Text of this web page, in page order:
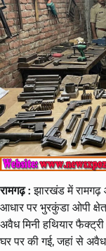
रामगढ़ :झारखंड में रामगढ़
आधार पर भुरकुंडा ओपी
अवैध मिनी हथियार
घर पर की गई, जहां से